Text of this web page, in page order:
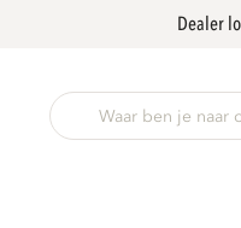
Dealer